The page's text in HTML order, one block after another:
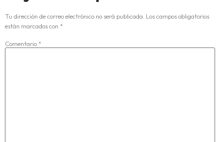
Tu dirección de correo electrónico no será publicada. Los campos obligatorios
están marcados con *
Comentario *